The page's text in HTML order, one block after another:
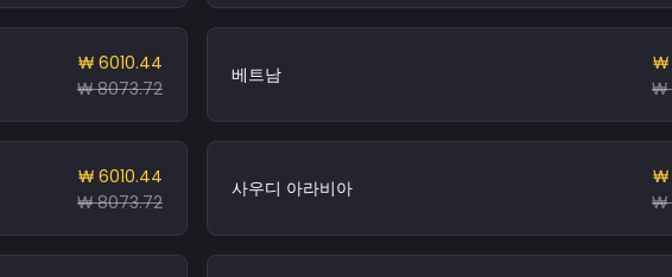
₩ 6010.44
₩ 8073.72
베트남
₩
₩
₩ 6010.44
₩ 8073.72
사우디 아라비아
₩
₩